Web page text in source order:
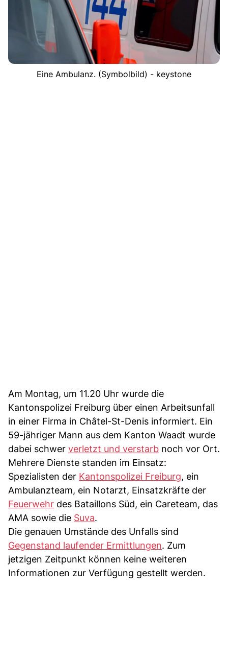
Eine Ambulanz. (Symbolbild) - keystone
Am Montag, um 11.20 Uhr wurde die
Kantonspolizei Freiburg über einen Arbeitsunfall
in einer Firma in Châtel-St-Denis informiert. Ein
59-jähriger Mann aus dem Kanton Waadt wurde
dabei schwer verletzt und verstarb noch vor Ort.
Mehrere Dienste standen im Einsatz:
Spezialisten der Kantonspolizei Freiburg, ein
Ambulanzteam, ein Notarzt, Einsatzkräfte der
Feuerwehr des Bataillons Süd, ein Careteam, das
AMA sowie die Suva.
Die genauen Umstände des Unfalls sind
Gegenstand laufender Ermittlungen. Zum
jetzigen Zeitpunkt können keine weiteren
Informationen zur Verfügung gestellt werden.